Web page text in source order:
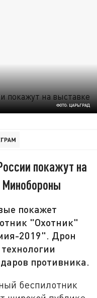
ФОТО: ЦАРЬГРАД
покажут на
покажет
"Охотник"
2019". Дрон
противника.
беспилотник